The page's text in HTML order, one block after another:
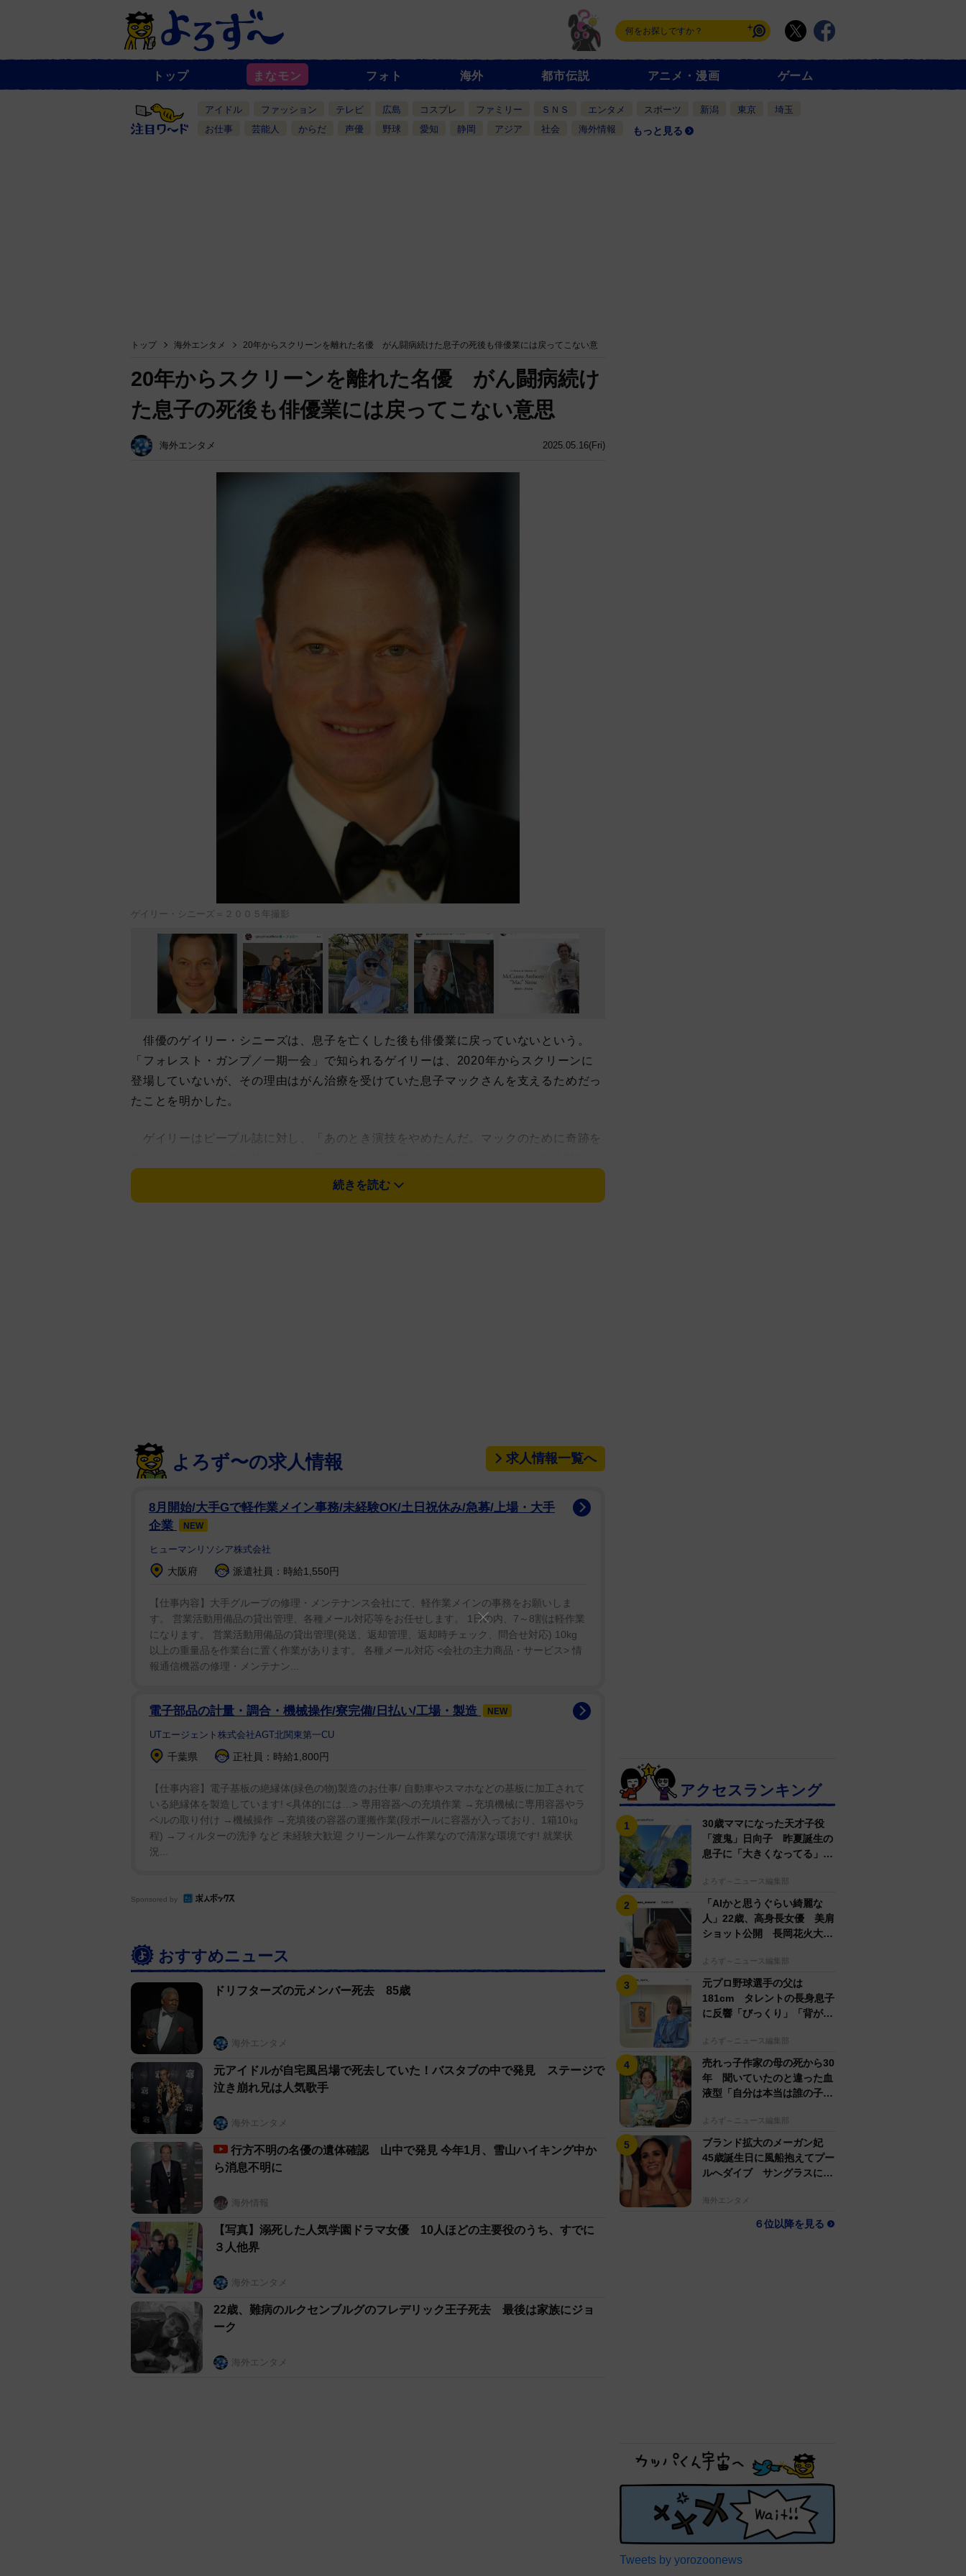
ュ
一
覧
トップ まなモン フォト 海外 都市伝説 アニメ・漫画 ゲーム
アイドル ファッション テレビ 広島 コスプレ ファミリー ＳＮＳ エンタメ スポーツ 新潟 東京
埼玉
お仕事
芸能人 からだ 声優 野球 愛知 静岡 アジア 社会 海外情報 もっと見る
トップ 海外エンタメ 20年からスクリーンを離れた名優 がん闘病続けた息子の死後も俳優業には戻ってこない意
2025.05.16(Fri)
20年からスクリーンを離れた名優 がん闘病続け
た息子の死後も俳優業には戻ってこない意思
海外エンタメ
ゲイリー・シニーズ＝２００５年撮影
俳優のゲイリー・シニーズは、息子を亡くした後も俳優業に戻っていないという。
「フォレスト・ガンプ／一期一会」で知られるゲイリーは、2020年からスクリーンに
登場していないが、その理由はがん治療を受けていた息子マックさんを支えるためだっ
たことを明かした。
ゲイリーはピープル誌に対し、「あのとき演技をやめたんだ。マックのために奇跡を
希少な脊椎がんと診断され、昨年、33歳で亡くなった。
い』と感じることがあった」「そんなときは、ちょっと祈って、立ち上がって、また闘
いに戻るんだ」
続きを読む
よろず〜の求人情報 求人情報一覧へ
8月開始/大手Gで軽作業メイン事務/未経験OK/土日祝休み/急募/上場・大手
企業
NEW
ヒューマンリソシア株式会社
大阪府 派遣社員：時給1,550円
【仕事内容】大手グループの修理・メンテナンス会社にて、軽作業メインの事務をお願いしま
す。 営業活動用備品の貸出管理、各種メール対応等をお任せします。 1日の内、7～8割は軽作業
になります。 営業活動用備品の貸出管理(発送、返却管理、返却時チェック、問合せ対応) 10kg
以上の重量品を作業台に置く作業があります。 各種メール対応 <会社の主力商品・サービス> 情
報通信機器の修理・メンテナン...
電子部品の計量・調合・機械操作/寮完備/日払い/工場・製造 NEW
UTエージェント株式会社AGT北関東第一CU
千葉県 正社員：時給1,800円
【仕事内容】電子基板の絶縁体(緑色の物)製造のお仕事/ 自動車やスマホなどの基板に加工されて
いる絶縁体を製造しています! <具体的には…> 専用容器への充填作業 →充填機械に専用容器やラ
ベルの取り付け →機械操作 →充填後の容器の運搬作業(段ボールに容器が入っており、1箱10㎏
程) →フィルターの洗浄 など 未経験大歓迎 クリーンルーム作業なので清潔な環境です! 就業状
況...
Sponsored by
おすすめニュース
ドリフターズの元メンバー死去 85歳
海外エンタメ
元アイドルが自宅風呂場で死去していた！バスタブの中で発見 ステージで
泣き崩れ兄は人気歌手
海外エンタメ
行方不明の名優の遺体確認 山中で発見 今年1月、雪山ハイキング中か
ら消息不明に
海外情報
【写真】溺死した人気学園ドラマ女優 10人ほどの主要役のうち、すでに
３人他界
海外エンタメ
22歳、難病のルクセンブルグのフレデリック王子死去 最後は家族にジョ
ーク
海外エンタメ